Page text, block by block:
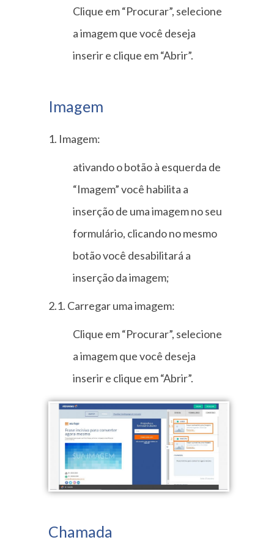
Clique em “Procurar”, selecione
a imagem que você deseja
inserir e clique em “Abrir”.
Imagem
1. Imagem:
ativando o botão à esquerda de
“Imagem” você habilita a
inserção de uma imagem no seu
formulário, clicando no mesmo
botão você desabilitará a
inserção da imagem;
2.1. Carregar uma imagem:
Clique em “Procurar”, selecione
a imagem que você deseja
inserir e clique em “Abrir”.
Chamada